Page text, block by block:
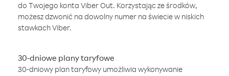
do Twojego konta Viber Out. Korzystając ze środków,
możesz dzwonić na dowolny numer na świecie w niskich
stawkach Viber.
30-dniowe plany taryfowe
30-dniowy plan taryfowy umożliwia wykonywanie